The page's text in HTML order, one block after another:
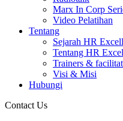
Marx In Corp
Video Pelatihan
Tentang
Sejarah HR
Tentang HR
Trainers &
Visi & Misi
Hubungi
Contact Us